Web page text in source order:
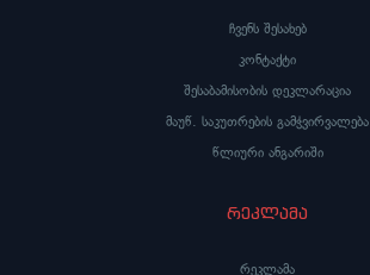
ჩვენს შესახებ
კონტაქტი
შესაბამისობის დეკლარაცია
მაუწ. საკუთრების გამჭვირვალება
წლიური ანგარიში
რეკლამა
რეკლამა